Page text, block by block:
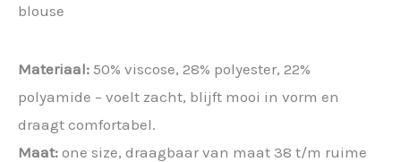
blouse
Materiaal: 50% viscose, 28% polyester, 22%
polyamide – voelt zacht, blijft mooi in vorm en
draagt comfortabel.
Maat: one size, draagbaar van maat 38 t/m ruime